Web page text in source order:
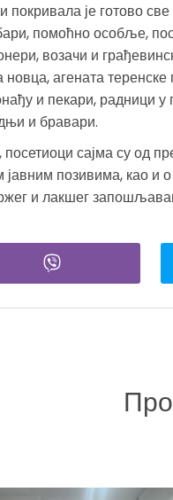
покривала је готово
помоћно особље,
возачи и
агената теренске
и пекари, радници у
и бравари.
сајма су од
јавним позивима, као и
и лакшег